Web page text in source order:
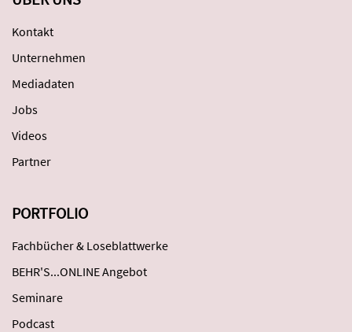
Kontakt
Unternehmen
Mediadaten
Jobs
Videos
Partner
PORTFOLIO
Fachbücher & Loseblattwerke
BEHR'S...ONLINE Angebot
Seminare
Podcast